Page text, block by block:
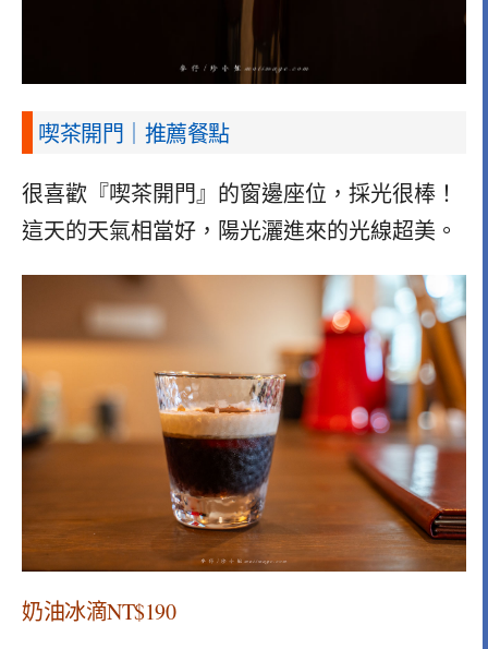
喫茶開門｜推薦餐點
很喜歡『喫茶開門』的窗邊座位，採光很棒！
這天的天氣相當好，陽光灑進來的光線超美。
奶油冰滴NT$190